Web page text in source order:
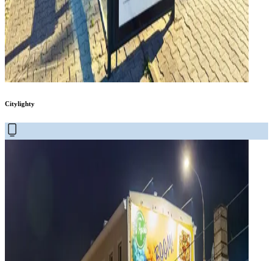
Citylighty